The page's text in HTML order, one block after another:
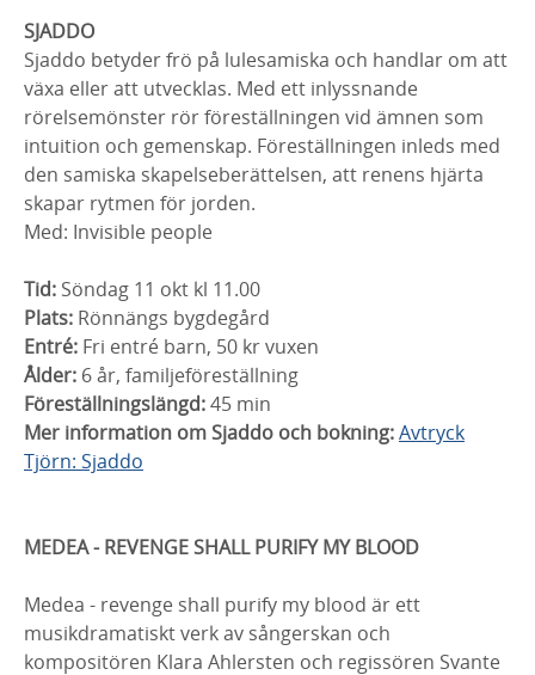
SJADDO
Sjaddo betyder frö på lulesamiska och handlar om att
växa eller att utvecklas. Med ett inlyssnande
rörelsemönster rör föreställningen vid ämnen som
intuition och gemenskap. Föreställningen inleds med
den samiska skapelseberättelsen, att renens hjärta
skapar rytmen för jorden.
Med: Invisible people
Tid: Söndag 11 okt kl 11.00
Plats: Rönnängs bygdegård
Entré: Fri entré barn, 50 kr vuxen
Ålder: 6 år, familjeföreställning
Föreställningslängd:45 min
Mer information om Sjaddo och bokning:Avtryck
Tjörn: Sjaddo
MEDEA - REVENGE SHALL PURIFY MY BLOOD
Medea - revenge shall purify my blood är ett
musikdramatiskt verk av sångerskan och
kompositören Klara Ahlersten och regissören Svante